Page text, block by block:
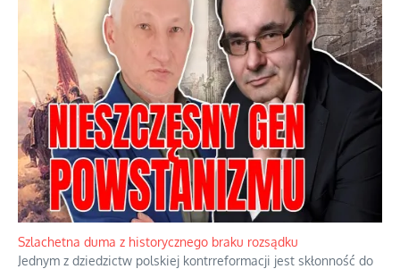
Szlachetna duma z historycznego braku rozsądku
Jednym z dziedzictw polskiej kontrreformacji jest skłonność do